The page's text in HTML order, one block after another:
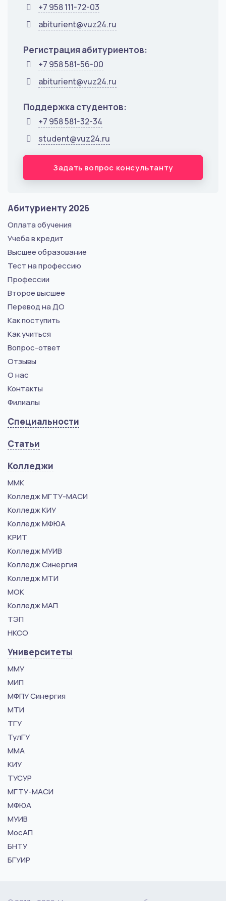
+7 958 111-72-03
abiturient@vuz24.ru
Регистрация абитуриентов:
+7 958 581-56-00
abiturient@vuz24.ru
Поддержка студентов:
+7 958 581-32-34
student@vuz24.ru
Задать вопрос консультанту
Абитуриенту 2026
Оплата обучения
Учеба в кредит
Высшее образование
Тест на профессию
Профессии
Второе высшее
Перевод на ДО
Как поступить
Как учиться
Вопрос-ответ
Отзывы
О нас
Контакты
Филиалы
Специальности
Статьи
Колледжи
ММК
Колледж МГТУ-МАСИ
Колледж КИУ
Колледж МФЮА
КРИТ
Колледж МУИВ
Колледж Синергия
Колледж МТИ
МОК
Колледж МАП
ТЭП
НКСО
Университеты
ММУ
МИП
МФПУ Синергия
МТИ
ТГУ
ТулГУ
ММА
КИУ
ТУСУР
МГТУ-МАСИ
МФЮА
МУИВ
МосАП
БНТУ
БГУИР